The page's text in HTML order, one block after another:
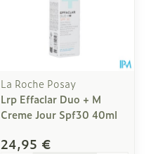
La Roche Posay
Lrp Effaclar Duo + M
Creme Jour Spf30 40ml
24,95 €